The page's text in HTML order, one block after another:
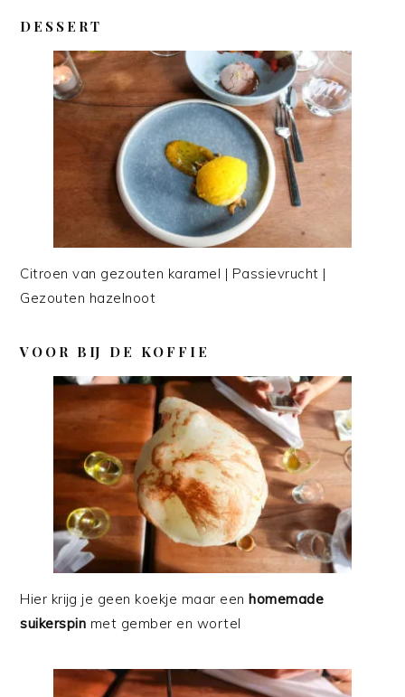
DESSERT
Citroen van gezouten karamel | Passievrucht |
Gezouten hazelnoot
VOOR BIJ DE KOFFIE
Hier krijg je geen koekje maar eenhomemade
suikerspin met gember en wortel